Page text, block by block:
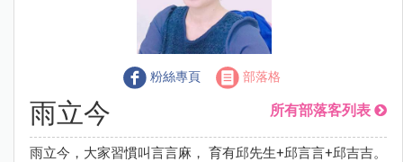
粉絲專頁 部落格
雨立今 所有部落客列表
雨立今，大家習慣叫言言麻， 育有邱先生+邱言言+邱吉吉。